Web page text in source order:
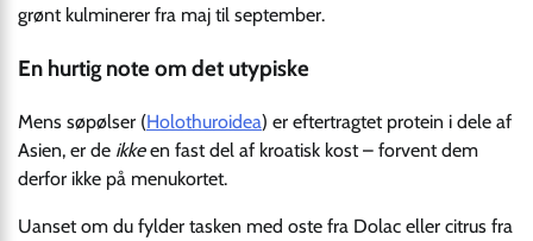
grønt kulminerer fra maj til september.
En hurtig note om det utypiske
Mens søpølser (Holothuroidea) er eftertragtet protein i dele af
Asien, er de ikkeen fast del af kroatisk kost – forvent dem
derfor ikke på menukortet.
Uanset om du fylder tasken med oste fra Dolac eller citrus fra